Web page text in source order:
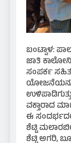
ಬಂಟ್ವಾಳ:
ಜಾತಿ
ಸಂಪರ್ಕ
ಯೋಜನೆಯನ್ನು
ವಕ್ತಾರಾದ
ಈ
ಶೆಟ್ಟಿ
ಶೆಟ್ಟಿ ಅಗರಿ,